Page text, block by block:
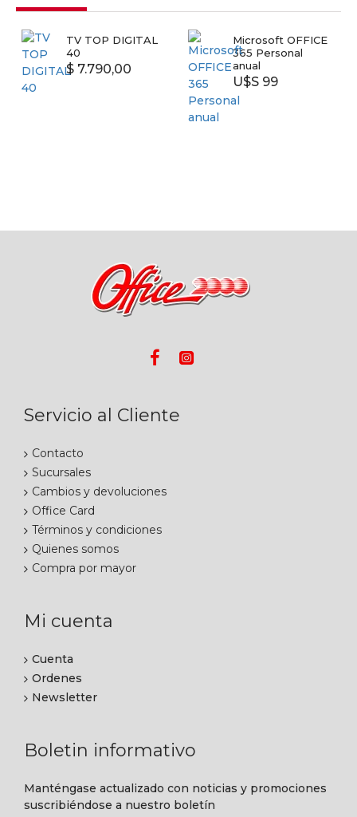
TV TOP DIGITAL
40
$ 7.790,00
Microsoft OFFICE
365 Personal
anual
U$S 99
Servicio al Cliente
Contacto
Sucursales
Cambios y devoluciones
Office Card
Términos y condiciones
Quienes somos
Compra por mayor
Mi cuenta
Cuenta
Ordenes
Newsletter
Boletin informativo
Manténgase actualizado con noticias y promociones
suscribiéndose a nuestro boletín